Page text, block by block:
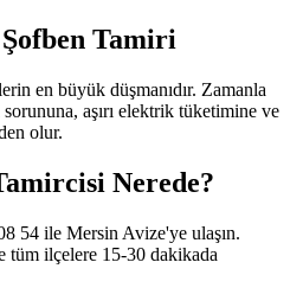
Tamiri
en büyük düşmanıdır. Zamanla
aşırı elektrik tüketimine ve
olur.
Nerede?
54 ile Mersin Avize'ye ulaşın.
tüm ilçelere 15-30 dakikada